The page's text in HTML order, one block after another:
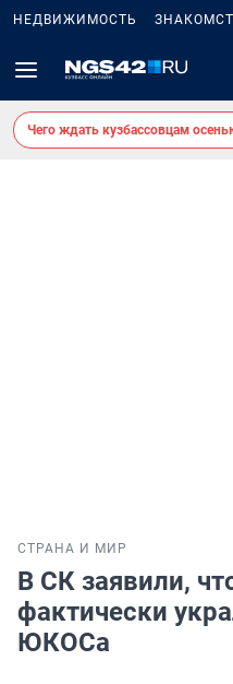
НЕДВИЖИМОСТЬ
Чего ждать кузбассовцам
СТРАНА И МИР
В СК заявили,
фактически
ЮКОСа